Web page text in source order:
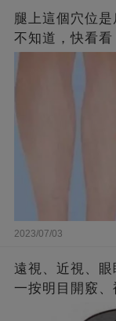
腿上這個穴位
不知道，快看看
2023/07/03
遠視、近視、
一按明目開竅、